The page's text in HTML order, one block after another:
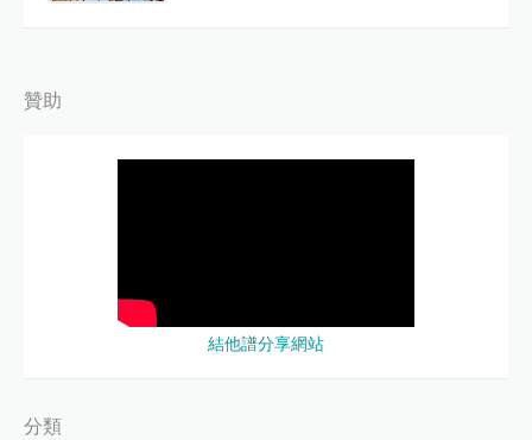
贊助
結他譜分享網站
分類